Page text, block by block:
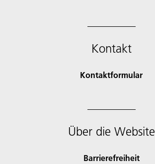
Kontakt
Kontaktformular
Über die Website
Barrierefreiheit